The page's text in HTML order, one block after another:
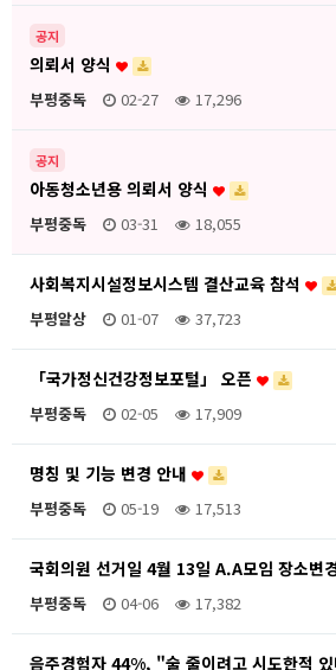
공지
의뢰서 양식
부평중독 02-27 17,296
공지
아동청소년용 의뢰서 양식
부평중독 03-31 18,055
사회복지시설정보시스템 결산교육 참석
부평알상 01-07 37,723
「국가정신건강정보포털」 오픈
부평중독 02-05 17,909
명칭 및 기능 변경 안내
부평중독 05-19 17,513
국회의원 선거일 4월 13일 A.A모임 장소변
부평중독 04-06 17,382
음주경험자 44%, "술 줄이려고 시도한적